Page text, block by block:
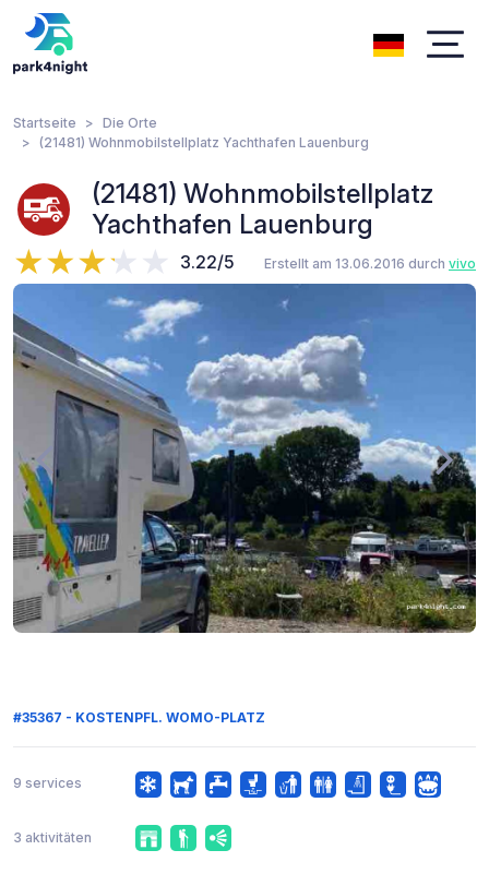
Startseite
Die Orte
(21481) Wohnmobilstellplatz Yachthafen Lauenburg
(21481) Wohnmobilstellplatz
Yachthafen Lauenburg
3.22/5 Erstellt am 13.06.2016 durch vivo
#35367 - KOSTENPFL. WOMO-PLATZ
9 services
3 aktivitäten